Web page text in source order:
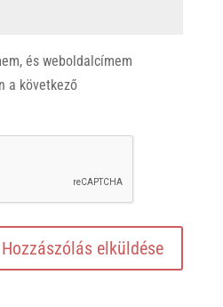
és weboldalcímem
a következő